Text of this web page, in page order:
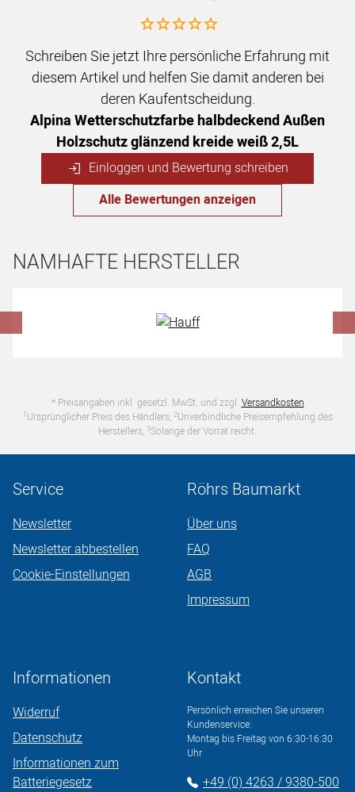
Noch keine Bewertungen abgegeben
Schreiben Sie jetzt Ihre persönliche Erfahrung mit
diesem Artikel und helfen Sie damit anderen bei
deren Kaufentscheidung.
Alpina Wetterschutzfarbe halbdeckend Außen
Holzschutz glänzend kreide weiß 2,5L
Einloggen und Bewertung schreiben
Alle Bewertungen anzeigen
NAMHAFTE HERSTELLER
* Preisangaben inkl. gesetzl. MwSt. und zzgl. Versandkosten
1 Ursprünglicher Preis des Händlers, 2Unverbindliche Preisempfehlung des
Herstellers, 3Solange der Vorrat reicht.
Service
Newsletter
Newsletter abbestellen
Cookie-Einstellungen
Röhrs Baumarkt
Über uns
FAQ
AGB
Impressum
Informationen
Widerruf
Datenschutz
Informationen zum
Batteriegesetz
Kontakt
Persönlich erreichen Sie unseren
Kundenservice:
Montag bis Freitag von 6:30-16:30
Uhr
+49 (0) 4263 / 9380-500